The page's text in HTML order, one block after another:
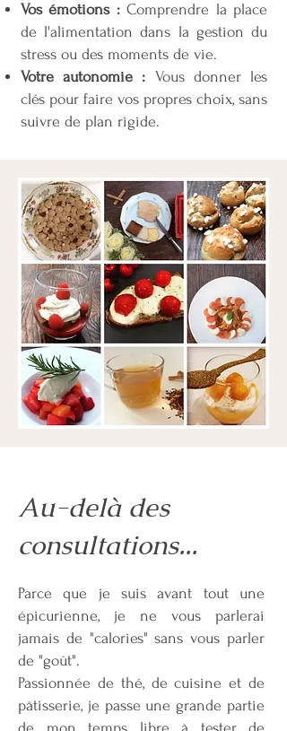
Vos émotions :Comprendre la place
de l'alimentation dans la gestion du
stress ou des moments de vie.
Votre autonomie : Vous donner les
clés pour faire vos propres choix, sans
suivre de plan rigide.
Au-delà des
consultations...
Parce que je suis avant tout une
épicurienne, je ne vous parlerai
jamais de "calories" sans vous parler
de "goût".
Passionnée de thé, de cuisine et de
pâtisserie, je passe une grande partie